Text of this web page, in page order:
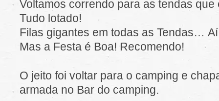
Voltamos correndo para as tendas que
Tudo lotado!
Filas gigantes em todas as Tendas…
Mas a Festa é Boa! Recomendo!
O jeito foi voltar para o camping e
armada no Bar do camping.